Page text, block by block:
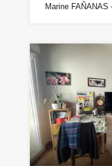
Marine FAÑANAS